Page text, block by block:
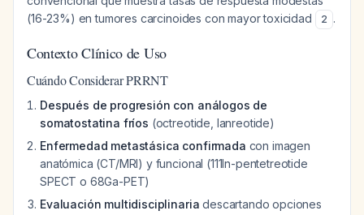
(16-23%) en tumores carcinoides con mayor toxicidad
2 .
Contexto Clínico de Uso
Cuándo Considerar PRRNT
Después de progresión con análogos de
somatostatina fríos (octreotide, lanreotide)
Enfermedad metastásica confirmada con imagen
anatómica (CT/MRI) y funcional (111In-pentetreotide
SPECT o 68Ga-PET)
Evaluación multidisciplinaria descartando opciones